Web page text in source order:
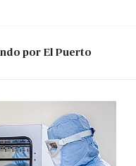
por El Puerto